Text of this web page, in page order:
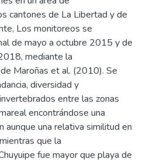
cantones de La Libertad y de
Los monitoreos se
de mayo a octubre 2015 y de
mediante la
Maroñas et al. (2010). Se
diversidad y
entre las zonas
encontrándose una
aunque una relativa similitud en
que la
fue mayor que playa de